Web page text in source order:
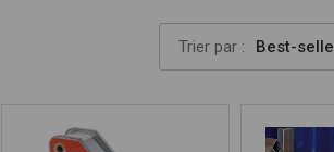
Trier par :